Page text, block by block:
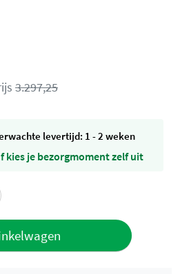
3.297,25
levertijd: 1 - 2 weken
kies je bezorgmoment zelf uit